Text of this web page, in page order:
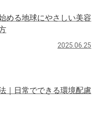
める地球にやさしい美容
2025.06.25
｜日常でできる環境配慮